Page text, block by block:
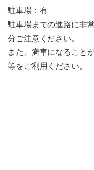
駐車場：有
駐車場までの進路に非
分ご注意ください。
また、満車になること
等をご利用ください。